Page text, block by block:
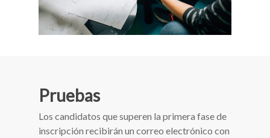
Pruebas
Los candidatos que superen la primera fase de
inscripción recibirán un correo electrónico con